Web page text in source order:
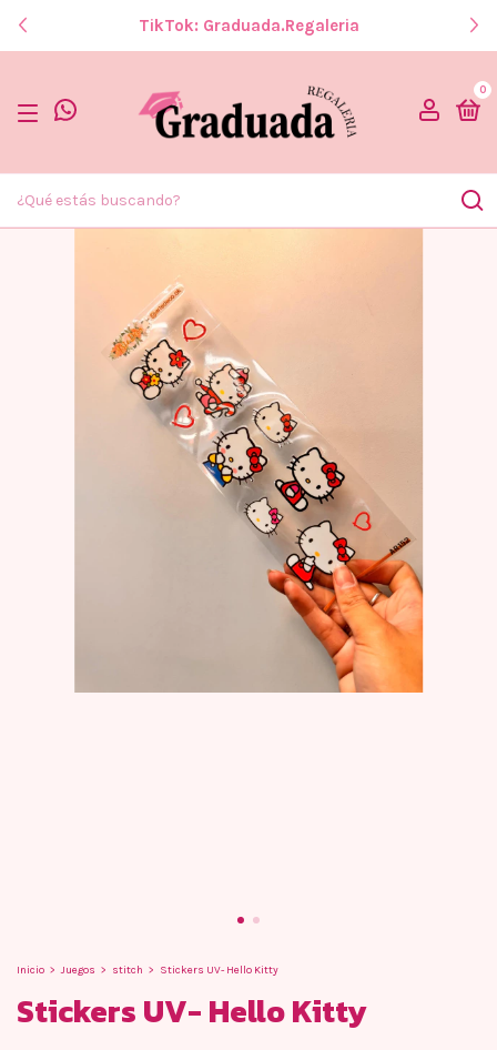
TikTok: Graduada.regaleria
0
Inicio > Juegos > stitch > Stickers UV- Hello Kitty
Stickers UV- Hello Kitty